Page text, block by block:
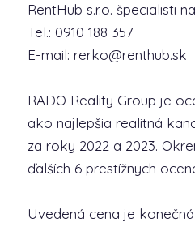
RentHub s.r.o. špecialisti
Tel.: 0910 188 357
E-mail: rerko@renthub.sk
RADO Reality Group je
ako najlepšia realitná
za roky 2022 a 2023.
ďalších 6 prestížnych
Uvedená cena je